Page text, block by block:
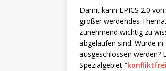
Damit kann EPICS 2.0
größer werdendes
zunehmend wichtig zu
abgelaufen sind. Wurde
ausgeschlossen werden?
Spezialgebiet “